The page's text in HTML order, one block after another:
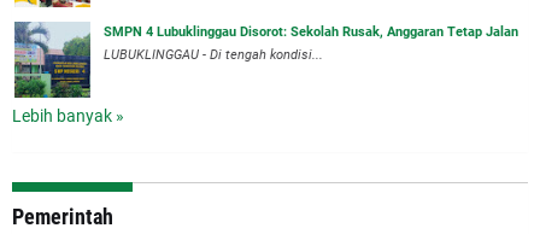
SMPN 4 Lubuklinggau Disorot: Sekolah Rusak, Anggaran Tetap Jalan
LUBUKLINGGAU - Di tengah kondisi...
Lebih banyak »
Pemerintah